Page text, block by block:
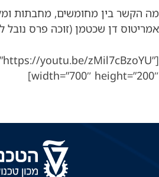
מה הקשר בין מחומשים, מחבתות
אמריטוס דן שכטמן (זוכה פרס נובל
youtu.be/zMil7cBzoYU”
width=”700″ height=”200″]